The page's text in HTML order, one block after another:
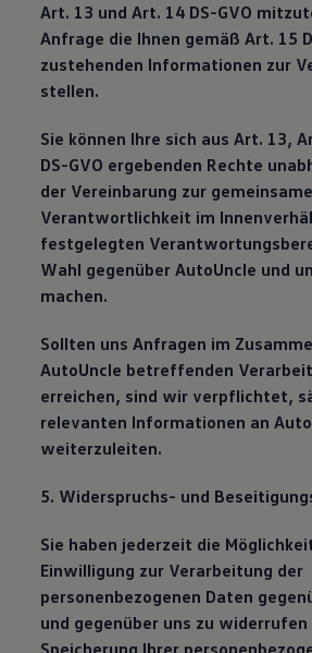
Art. 13 und Art. 14 DS-GVO
Anfrage die Ihnen gemäß Art. 15
zustehenden Informationen zur
stellen.
Sie können Ihre sich aus Art. 13,
DS-GVO ergebenden Rechte
der Vereinbarung zur
Verantwortlichkeit im
festgelegten
Wahl gegenüber AutoUncle und
machen.
Sollten uns Anfragen im
AutoUncle betreffenden
erreichen, sind wir verpflichtet,
relevanten Informationen an
weiterzuleiten.
5. Widerspruchs- und
Sie haben jederzeit die
Einwilligung zur Verarbeitung der
personenbezogenen Daten
und gegenüber uns zu widerrufen
Speicherung Ihrer